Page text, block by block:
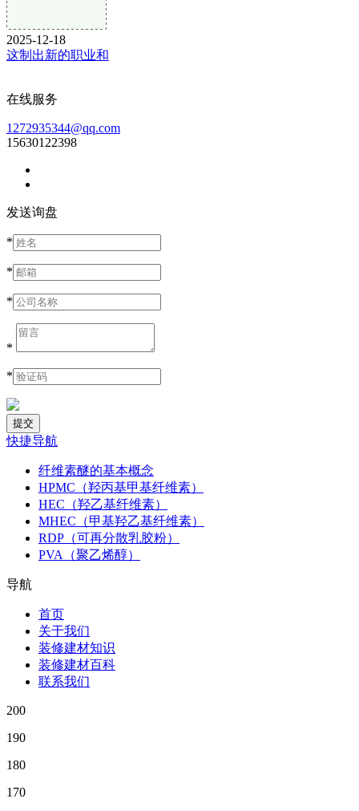
2025-12-18
这制出新的职业和
在线服务
1272935344@qq.com
15630122398
发送询盘
*
*
*
*
*
快捷导航
纤维素醚的基本概念
HPMC（羟丙基甲基纤维素）
HEC（羟乙基纤维素）
MHEC（甲基羟乙基纤维素）
RDP（可再分散乳胶粉）
PVA（聚乙烯醇）
导航
首页
关于我们
装修建材知识
装修建材百科
联系我们
200
190
180
170